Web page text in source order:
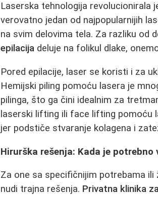
Laserska tehnologija revolucionirala
verovatno jedan od najpopularnijih
na svim delovima tela. Za razliku od
epilacija deluje na folikul dlake,
Pored epilacije, laser se koristi i za
Hemijski piling pomoću lasera je
pilinga, što ga čini idealnim za
laserski lifting ili face lifting pomoću
jer podstiče stvaranje kolagena i
Hirurška rešenja: Kada je
Za one sa specifičnijim potrebama
nudi trajna rešenja. Privatna klinika